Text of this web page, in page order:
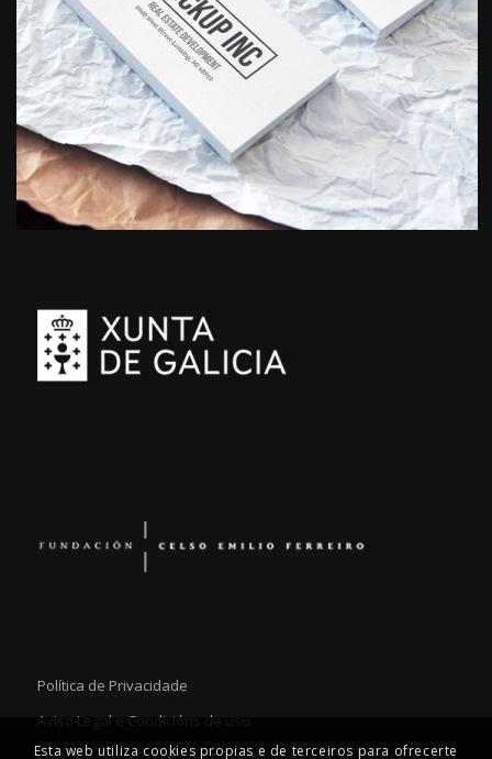
Política de Privacidade
Aviso Legal e Condicións de uso
Esta web utiliza cookies propias e de terceiros para ofrecerte